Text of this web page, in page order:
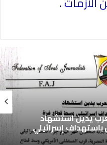
يدين استشهاد
إسرائيلي